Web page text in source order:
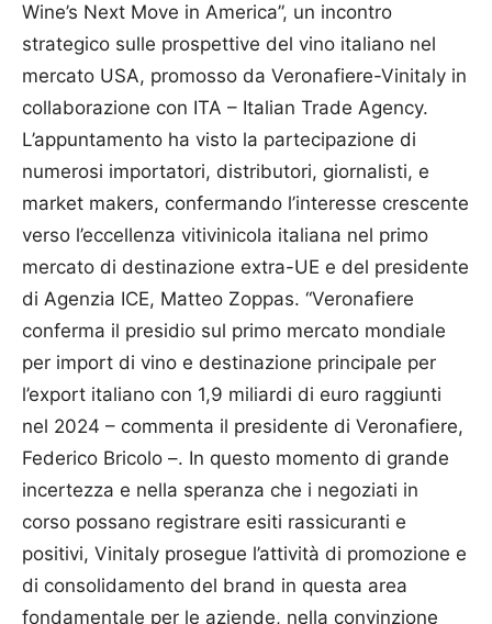
Wine’s Next Move in America”, un incontro
strategico sulle prospettive del vino italiano nel
mercato USA, promosso da Veronafiere-Vinitaly in
collaborazione con ITA – Italian Trade Agency.
L’appuntamento ha visto la partecipazione di
numerosi importatori, distributori, giornalisti, e
market makers, confermando l’interesse crescente
verso l’eccellenza vitivinicola italiana nel primo
mercato di destinazione extra-UE e del presidente
di Agenzia ICE, Matteo Zoppas. “Veronafiere
conferma il presidio sul primo mercato mondiale
per import di vino e destinazione principale per
l’export italiano con 1,9 miliardi di euro raggiunti
nel 2024 – commenta il presidente di Veronafiere,
Federico Bricolo –. In questo momento di grande
incertezza e nella speranza che i negoziati in
corso possano registrare esiti rassicuranti e
positivi, Vinitaly prosegue l’attività di promozione e
di consolidamento del brand in questa area
fondamentale per le aziende, nella convinzione